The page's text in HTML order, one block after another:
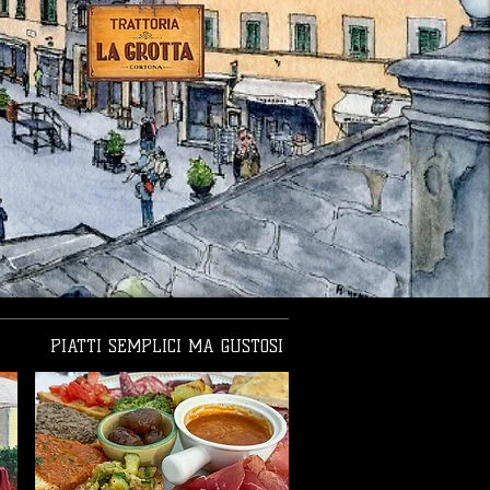
PIATTI SEMPLICI MA GUSTOSI